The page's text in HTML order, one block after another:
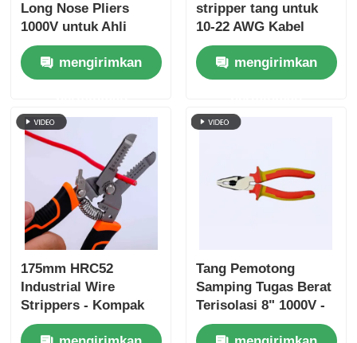
Long Nose Pliers
1000V untuk Ahli
Listrik
mengirimkan
stripper tang untuk
10-22 AWG Kabel
mengirimkan
175mm HRC52
Industrial Wire
Strippers - Kompak
Multi-Tool
Tang Pemotong
Samping Tugas Berat
Terisolasi 8" 1000V -
HRC 62